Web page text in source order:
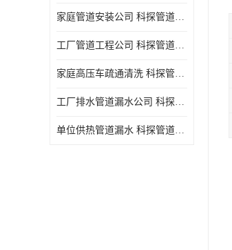
家庭管道安装公司 科探管道工程 团队服务
工厂管道工程公司 科探管道工程 时效快
家庭高压车疏通清洗 科探管道工程 服务周到
工厂排水管道漏水公司 科探管道工程 快速上门
单位供热管道漏水 科探管道工程 设备齐